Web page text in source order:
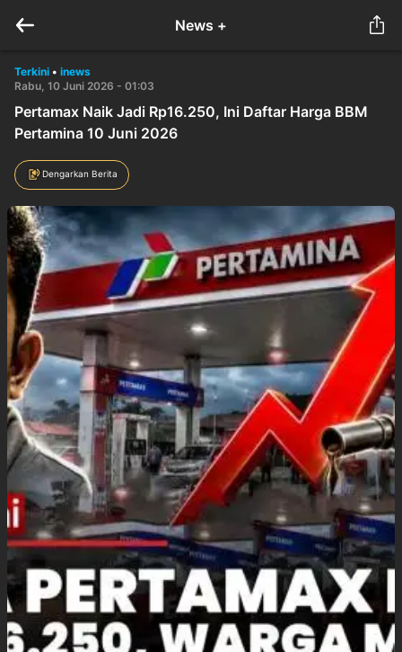
News +
Terkini • inews
Rabu, 10 Juni 2026 - 01:03
Pertamax Naik Jadi Rp16.250, Ini Daftar Harga BBM
Pertamina 10 Juni 2026
Dengarkan Berita